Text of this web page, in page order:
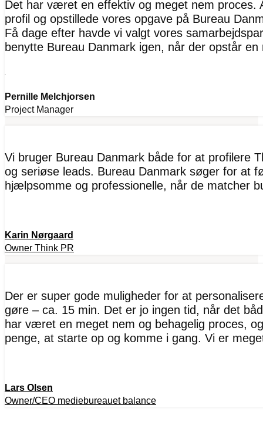
Det har været en effektiv og meget nem proces.
profil og opstillede vores opgave på Bureau
Få dage efter havde vi valgt vores
benytte Bureau Danmark igen, når der opstår en
Pernille Melchjorsen
Project Manager
Vi bruger Bureau Danmark både for at profilere
og seriøse leads. Bureau Danmark søger for at
hjælpsomme og professionelle, når de matcher
Karin Nørgaard
Owner Think PR
Der er super gode muligheder for at
gøre – ca. 15 min. Det er jo ingen tid, når det
har været en meget nem og behagelig proces,
penge, at starte op og komme i gang. Vi er
Lars Olsen
Owner/CEO mediebureauet balance